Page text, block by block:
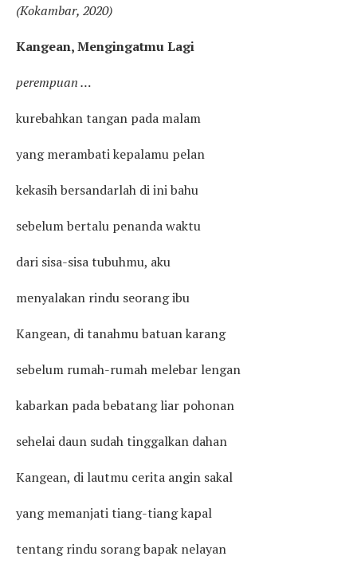
(Kokambar, 2020)
Kangean, Mengingatmu Lagi
perempuan …
kurebahkan tangan pada malam
yang merambati kepalamu pelan
kekasih bersandarlah di ini bahu
sebelum bertalu penanda waktu
dari sisa-sisa tubuhmu, aku
menyalakan rindu seorang ibu
Kangean, di tanahmu batuan karang
sebelum rumah-rumah melebar lengan
kabarkan pada bebatang liar pohonan
sehelai daun sudah tinggalkan dahan
Kangean, di lautmu cerita angin sakal
yang memanjati tiang-tiang kapal
tentang rindu sorang bapak nelayan